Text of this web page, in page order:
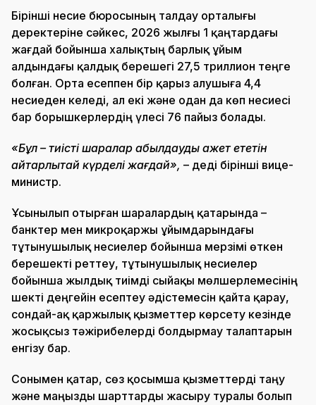
Бірінші несие бюросының талдау орталығы
деректеріне сәйкес, 2026 жылғы 1 қаңтардағы
жағдай бойынша халықтың барлық ұйым
алдындағы қалдық берешегі 27,5 триллион теңге
болған. Орта есеппен бір қарыз алушыға 4,4
несиеден келеді, ал екі және одан да көп несиесі
бар борышкерлердің үлесі 76 пайыз болады.
«Бұл – тиісті шаралар қабылдауды қажет ететін
айтарлықтай күрделі жағдай», – деді бірінші вице-
министр.
Ұсынылып отырған шаралардың қатарында –
банктер мен микроқаржы ұйымдарындағы
тұтынушылық несиелер бойынша мерзімі өткен
берешекті реттеу, тұтынушылық несиелер
бойынша жылдық тиімді сыйақы мөлшерлемесінің
шекті деңгейін есептеу әдістемесін қайта қарау,
сондай-ақ қаржылық қызметтер көрсету кезінде
жосықсыз тәжірибелерді болдырмау талаптарын
енгізу бар.
Сонымен қатар, сөз қосымша қызметтерді таңу
және маңызды шарттарды жасыру туралы болып